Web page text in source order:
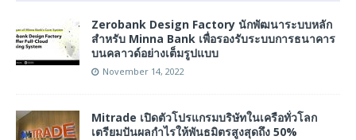
Zerobank Design Factory นักพัฒนาระบบหลัก
สำหรับ Minna Bank เพื่อรองรับระบบการธนาคาร
บนคลาวด์อย่างเต็มรูปแบบ
November 14, 2022
Mitrade เปิดตัวโปรแกรมบริษัทในเครือทั่วโลก
เตรียมปันผลกำไรให้พันธมิตรสูงสุดถึง 50%